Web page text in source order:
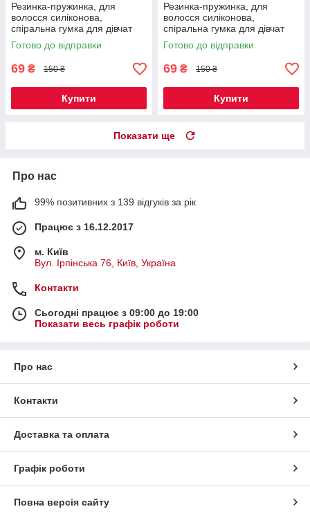
Резинка-пружинка, для
волосся силіконова,
спіральна гумка для дівчат
квіточка горошок 1 шт Код 00-
0482
Готово до відправки
69 ₴ 150 ₴
Купити
Резинка-пружинка, для
волосся силіконова,
спіральна гумка для дівчат
метелик рожевий 1 шт Код
00-0490
Готово до відправки
69 ₴ 150 ₴
Купити
Показати ще
Про нас
99% позитивних з 139 відгуків за рік
Працює з 16.12.2017
м. Київ
Вул. Ірпінська 76, Київ, Україна
Контакти
Сьогодні працює з 09:00 до 19:00
Показати весь графік роботи
Про нас
Контакти
Доставка та оплата
Графік роботи
Повна версія сайту